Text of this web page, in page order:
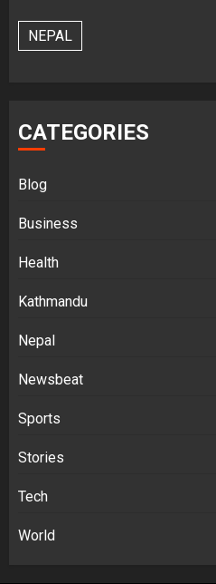
NEPAL
CATEGORIES
Blog
Business
Health
Kathmandu
Nepal
Newsbeat
Sports
Stories
Tech
World